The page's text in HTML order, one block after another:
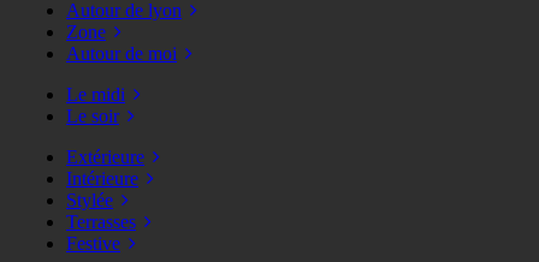
Autour de lyon
Zone
Autour de moi
Le midi
Le soir
Extérieure
Intérieure
Stylée
Terrasses
Festive